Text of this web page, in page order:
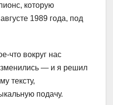
которую
1989 года, под
что вокруг нас
— и я решил
тексту,
подачу.